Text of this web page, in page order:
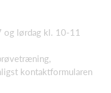
og lørdag kl. 10-11
kontaktformularen